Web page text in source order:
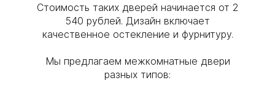
Cтоимость таких дверей начинается от 2
540 рублей. Дизайн включает
качественное остекление и фурнитуру.
Мы предлагаем межкомнатные двери
разных типов: